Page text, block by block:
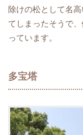
除けの松として名
てしまったそうで
っています。
多宝塔